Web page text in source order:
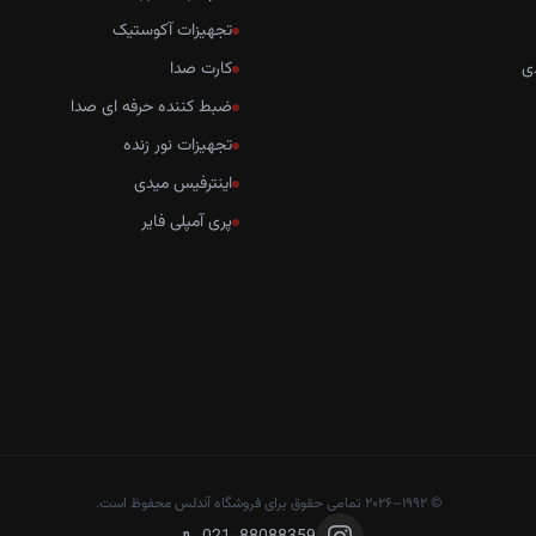
تجهیزات آکوستیک
کارت صدا
ضبط کننده حرفه ای صدا
تجهیزات نور زنده
اینترفیس میدی
پری آمپلی فایر
© ۱۹۹۲–۲۰۲۶ تمامی حقوق برای فروشگاه آندلس محفوظ است.